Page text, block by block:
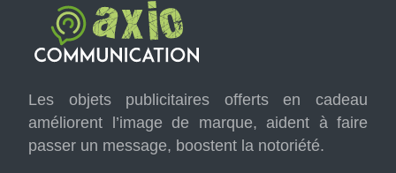
Les objets publicitaires offerts en cadeau
améliorent l’image de marque, aident à faire
passer un message, boostent la notoriété.